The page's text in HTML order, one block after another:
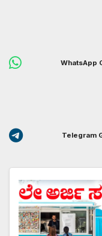
WhatsApp
Telegram